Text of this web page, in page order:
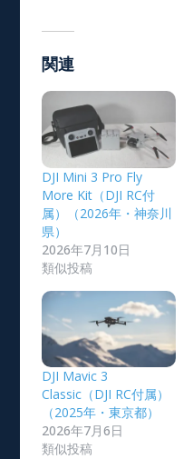
関連
DJI Mini 3 Pro Fly
More Kit（DJI RC付
属）（2026年・神奈川
県）
2026年7月10日
類似投稿
DJI Mavic 3
Classic（DJI RC付属）
（2025年・東京都）
2026年7月6日
類似投稿